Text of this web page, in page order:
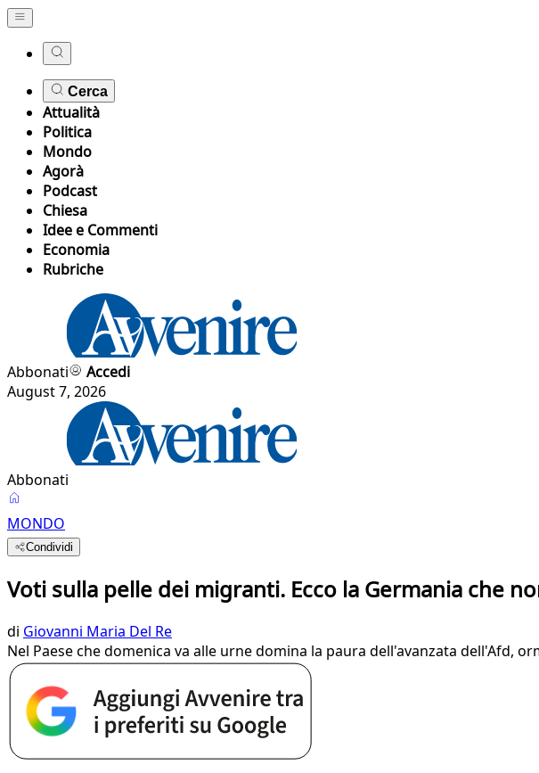
Cerca
Attualità
Politica
Mondo
Agorà
Podcast
Chiesa
Idee e Commenti
Economia
Rubriche
Abbonati
Accedi
August 7, 2026
Abbonati
MONDO
Condividi
Voti sulla pelle dei migranti. Ecco la Germania che
di Giovanni Maria Del Re
Nel Paese che domenica va alle urne domina la paura dell'avanzata dell'Afd,